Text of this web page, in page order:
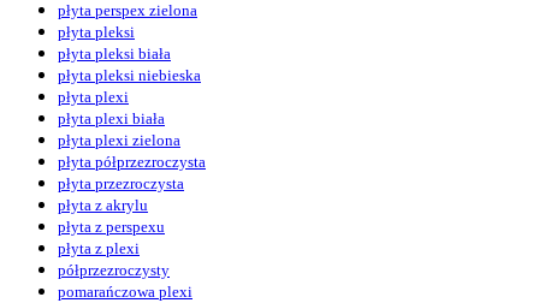
płyta perspex zielona
płyta pleksi
płyta pleksi biała
płyta pleksi niebieska
płyta plexi
płyta plexi biała
płyta plexi zielona
płyta półprzezroczysta
płyta przezroczysta
płyta z akrylu
płyta z perspexu
płyta z plexi
półprzezroczysty
pomarańczowa plexi